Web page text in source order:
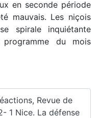
en seconde période
mauvais. Les niçois
spirale inquiétante
du mois
Revue de
1 Nice. La défense